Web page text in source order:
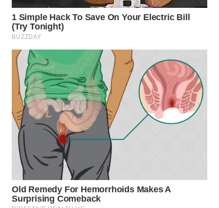
WN
TAPANULI
UTARA
WN
SAMOSIR
WN
PADANG
LAWAS
SUMEDANG
WN
CIANJUR